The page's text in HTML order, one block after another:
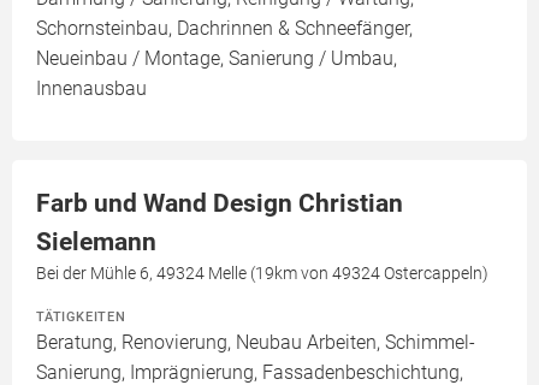
Schornsteinbau, Dachrinnen & Schneefänger,
Neueinbau / Montage, Sanierung / Umbau,
Innenausbau
Farb und Wand Design Christian
Sielemann
Bei der Mühle 6, 49324 Melle (19km von 49324 Ostercappeln)
TÄTIGKEITEN
Beratung, Renovierung, Neubau Arbeiten, Schimmel-
Sanierung, Imprägnierung, Fassadenbeschichtung,